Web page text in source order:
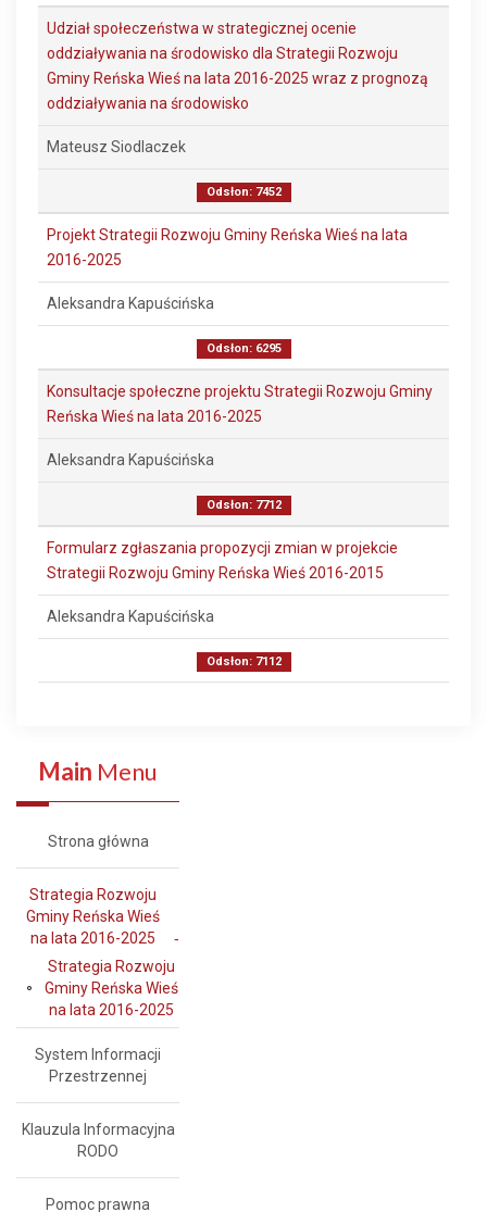
Udział społeczeństwa w strategicznej ocenie
oddziaływania na środowisko dla Strategii Rozwoju
Gminy Reńska Wieś na lata 2016-2025 wraz z prognozą
oddziaływania na środowisko
Mateusz Siodlaczek
Odsłon: 7452
Projekt Strategii Rozwoju Gminy Reńska Wieś na lata
2016-2025
Aleksandra Kapuścińska
Odsłon: 6295
Konsultacje społeczne projektu Strategii Rozwoju Gminy
Reńska Wieś na lata 2016-2025
Aleksandra Kapuścińska
Odsłon: 7712
Formularz zgłaszania propozycji zmian w projekcie
Strategii Rozwoju Gminy Reńska Wieś 2016-2015
Aleksandra Kapuścińska
Odsłon: 7112
Main Menu
Strona główna
Strategia Rozwoju
Gminy Reńska Wieś
na lata 2016-2025
Strategia Rozwoju
Gminy Reńska Wieś
na lata 2016-2025
System Informacji
Przestrzennej
Klauzula Informacyjna
RODO
Pomoc prawna